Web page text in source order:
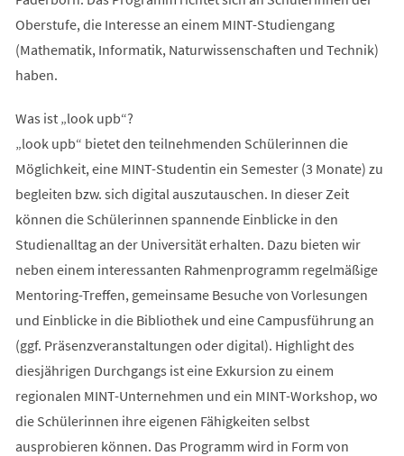
Oberstufe, die Interesse an einem MINT-Studiengang
(Mathematik, Informatik, Naturwissenschaften und Technik)
haben.
Was ist „look upb“?
„look upb“ bietet den teilnehmenden Schülerinnen die
Möglichkeit, eine MINT-Studentin ein Semester (3 Monate) zu
begleiten bzw. sich digital auszutauschen. In dieser Zeit
können die Schülerinnen spannende Einblicke in den
Studienalltag an der Universität erhalten. Dazu bieten wir
neben einem interessanten Rahmenprogramm regelmäßige
Mentoring-Treffen, gemeinsame Besuche von Vorlesungen
und Einblicke in die Bibliothek und eine Campusführung an
(ggf. Präsenzveranstaltungen oder digital). Highlight des
diesjährigen Durchgangs ist eine Exkursion zu einem
regionalen MINT-Unternehmen und ein MINT-Workshop, wo
die Schülerinnen ihre eigenen Fähigkeiten selbst
ausprobieren können. Das Programm wird in Form von